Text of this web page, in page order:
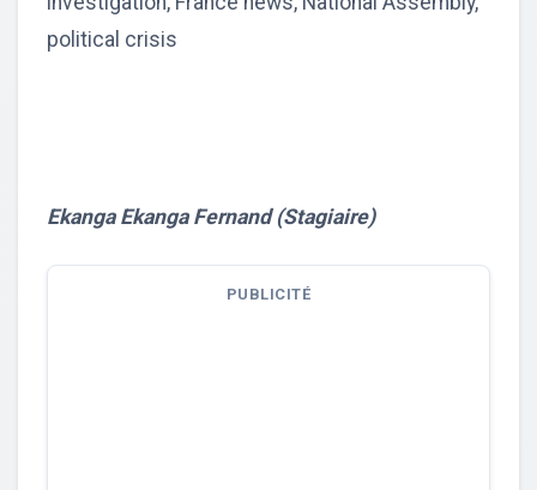
political crisis
Ekanga Ekanga Fernand (Stagiaire)
PUBLICITÉ